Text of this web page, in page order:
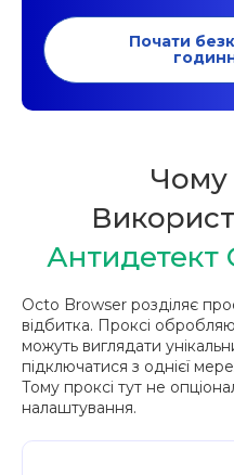
Почати
Чому
Антидетект
Octo Browser розділяє
відбитка. Проксі
можуть виглядати
підключатися з однієї
Тому проксі тут не
налаштування.